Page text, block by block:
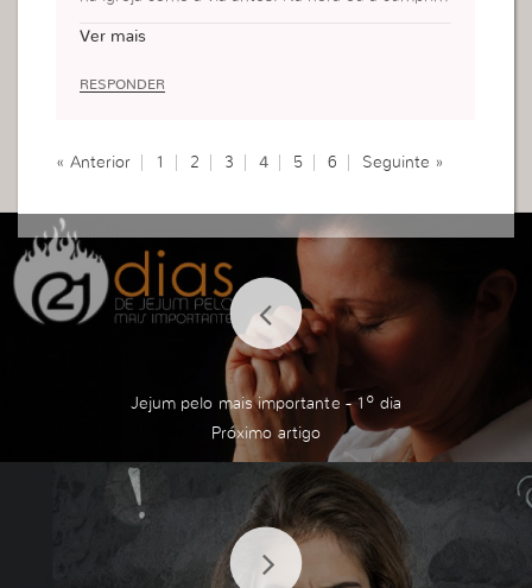
ervosa pq o onibus estava lotado ai já vieram um
eu era pra dar uma palavra pra uma obreira, eu p
eguei e disse pra Deus que eu ia ficar de olho e q
ue quando ela fosse descer do onibus eu iria entr
egar a promessa… RESULTADO:
POr ter escolhido ouvir a mim mesma e não a De
us a obreira desceu do onibus e eu nao vi e quan
do chegou meu ponto eu percebi que ela não est
ava mais lá eu fiquei muito mal, ai eu fiz o mesmo
que a senhora, falei com Deus e pedi perdão e p
edi pra ele me dar forças pra mudar…
Ver mais
RESPONDER
« Anterior 1 2 3 4 5 6 Seguinte »
Jejum pelo mais importante - 1º dia